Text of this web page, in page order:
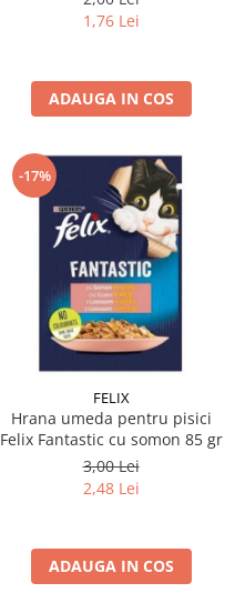
1,76 Lei
ADAUGA IN COS
-17%
FELIX
Hrana umeda pentru pisici
Felix Fantastic cu somon 85 gr
3,00 Lei
2,48 Lei
ADAUGA IN COS